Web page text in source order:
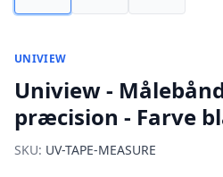
UNIVIEW
Uniview -
præcision - Farve
SKU: UV-TAPE-MEASURE